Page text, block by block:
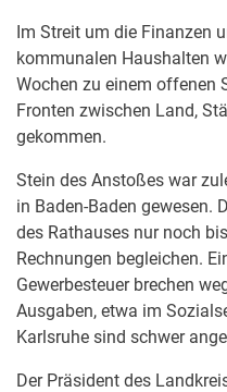
Im Streit um die Finanzen
kommunalen Haushalten
Wochen zu einem offenen
Fronten zwischen Land,
gekommen.
Stein des Anstoßes war
in Baden-Baden gewesen.
des Rathauses nur noch
Rechnungen begleichen.
Gewerbesteuer brechen
Ausgaben, etwa im
Karlsruhe sind schwer
Der Präsident des